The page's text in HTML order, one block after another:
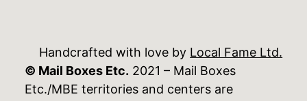
Handcrafted with love by Local Fame Ltd.
© Mail Boxes Etc. 2021 – Mail Boxes
Etc./MBE territories and centers are